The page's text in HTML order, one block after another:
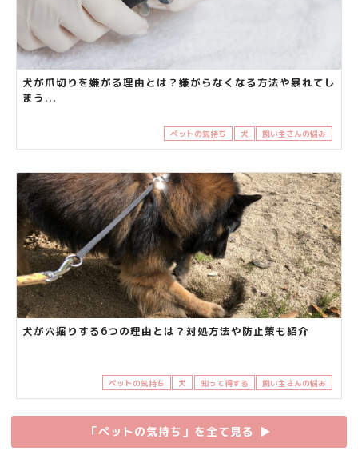
犬が爪切りを嫌がる理由とは？嫌がらなくなる方法や暴れてし
まう...
ペットの気持ち 犬 飼い主さんの悩み
犬が穴掘りする6つの理由とは？対処方法や防止策も紹介
ペットの気持ち 犬 知って得する 飼い主さんの悩み
「ペットの気持ち」を全て見る ▶︎